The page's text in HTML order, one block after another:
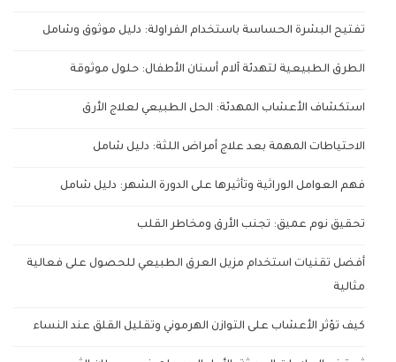
تفتيح البشرة الحساسة باستخدام الفراولة: دليل موثوق وشامل
الطرق الطبيعية لتهدئة آلام أسنان الأطفال: حلول موثوقة
استكشاف الأعشاب المهدئة: الحل الطبيعي لعلاج الأرق
الاحتياطات المهمة بعد علاج أمراض اللثة: دليل شامل
فهم العوامل الوراثية وتأثيرها على الدورة الشهر: دليل شامل
تحقيق نوم عميق: تجنب الأرق ومخاطر القلب
أفضل تقنيات استخدام مزيل العرق الطبيعي للحصول على فعالية
مثالية
كيف تؤثر الأعشاب على التوازن الهرموني وتقليل القلق عند النساء